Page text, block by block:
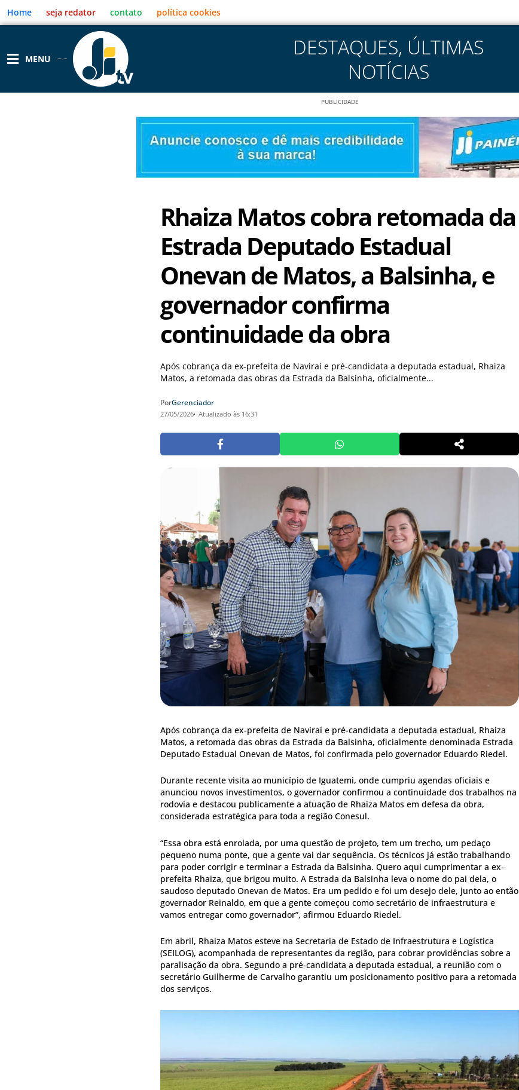
para
o
Home seja redator contato política cookies
MENU DESTAQUES, ÚLTIMAS
NOTÍCIAS
PUBLICIDADE
Rhaiza Matos cobra retomada da
Estrada Deputado Estadual
Onevan de Matos, a Balsinha, e
governador confirma
continuidade da obra
Após cobrança da ex-prefeita de Naviraí e pré-candidata a deputada estadual, Rhaiza
Matos, a retomada das obras da Estrada da Balsinha, oficialmente...
PorGerenciador
27/05/2026 Atualizado às 16:31
Após cobrança da ex-prefeita de Naviraí e pré-candidata a deputada estadual, Rhaiza
Matos, a retomada das obras da Estrada da Balsinha, oficialmente denominada Estrada
Deputado Estadual Onevan de Matos, foi confirmada pelo governador Eduardo Riedel.
Durante recente visita ao município de Iguatemi, onde cumpriu agendas oficiais e
anunciou novos investimentos, o governador confirmou a continuidade dos trabalhos na
rodovia e destacou publicamente a atuação de Rhaiza Matos em defesa da obra,
considerada estratégica para toda a região Conesul.
“Essa obra está enrolada, por uma questão de projeto, tem um trecho, um pedaço
pequeno numa ponte, que a gente vai dar sequência. Os técnicos já estão trabalhando
para poder corrigir e terminar a Estrada da Balsinha. Quero aqui cumprimentar a ex-
prefeita Rhaiza, que brigou muito. A Estrada da Balsinha leva o nome do pai dela, o
saudoso deputado Onevan de Matos. Era um pedido e foi um desejo dele, junto ao então
governador Reinaldo, em que a gente começou como secretário de infraestrutura e
vamos entregar como governador”, afirmou Eduardo Riedel.
Em abril, Rhaiza Matos esteve na Secretaria de Estado de Infraestrutura e Logística
(SEILOG), acompanhada de representantes da região, para cobrar providências sobre a
paralisação da obra. Segundo a pré-candidata a deputada estadual, a reunião com o
secretário Guilherme de Carvalho garantiu um posicionamento positivo para a retomada
dos serviços.